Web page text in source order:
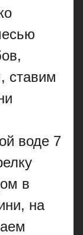
ставим
воде 7
в
на